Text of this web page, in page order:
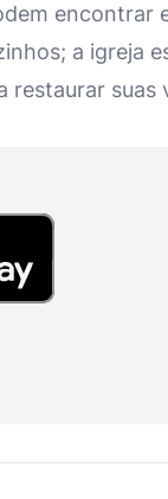
encontrar
a igreja
restaurar suas